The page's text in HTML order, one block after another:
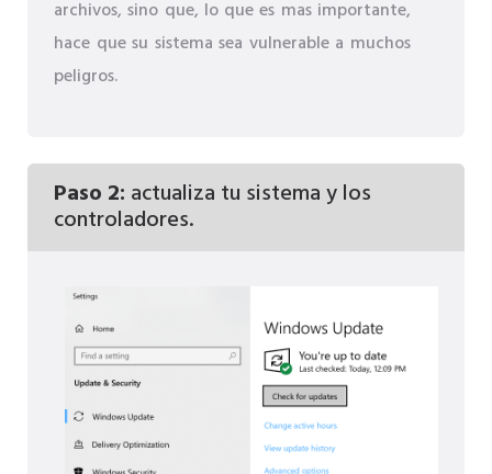
archivos, sino que, lo que es mas importante,
hace que su sistema sea vulnerable a muchos
peligros.
Paso 2: actualiza tu sistema y los
controladores.